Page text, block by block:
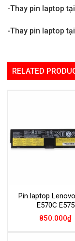
-Thay pin laptop
-Thay pin laptop
RELATED
Pin laptop
E570C E575
850.000₫